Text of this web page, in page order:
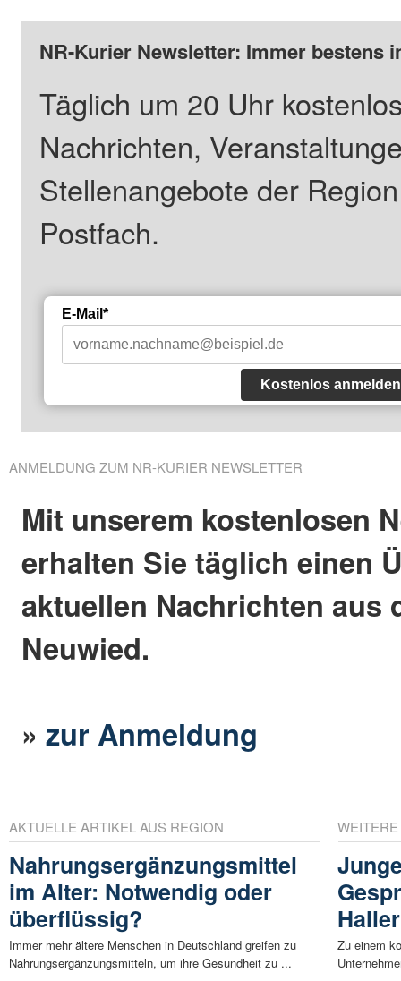
NR-Kurier Newsletter: Immer bestens
Täglich um 20 Uhr
Nachrichten,
Stellenangebote der
Postfach.
E-Mail*
Kostenlos anmelden
ANMELDUNG ZUM NR-KURIER NEWSLETTER
Mit unserem kostenlosen
erhalten Sie täglich einen
aktuellen Nachrichten aus
Neuwied.
»zur Anmeldung
AKTUELLE ARTIKEL AUS REGION
Nahrungsergänzungsmittel
im Alter: Notwendig oder
überflüssig?
Immer mehr ältere Menschen in Deutschland greifen zu
Nahrungsergänzungsmitteln, um ihre Gesundheit zu ...
Zu einem